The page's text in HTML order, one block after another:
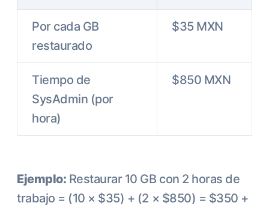
Por cada GB
restaurado
$35 MXN
Tiempo de
SysAdmin (por
hora)
$850 MXN
Ejemplo: Restaurar 10 GB con 2 horas de
trabajo = (10 × $35) + (2 × $850) = $350 +